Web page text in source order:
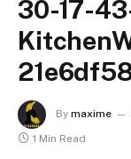
30-17-
By maxime
1 Min Read